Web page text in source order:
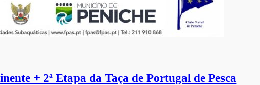
+ 2ª Etapa da Taça de Portugal de Pesca